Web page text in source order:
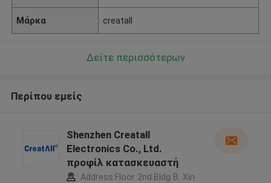
Μάρκα creatall
Δείτε περισσότερων
Περίπου εμείς
Shenzhen Creatall
Electronics Co., Ltd.
προφίλ κατασκευαστή
Address:Floor 2nd.Bldg B. Xin